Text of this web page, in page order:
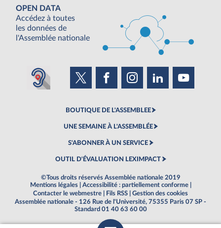
OPEN DATA
Accédez à toutes
les données de
l'Assemblée nationale
BOUTIQUE DE L'ASSEMBLEE
UNE SEMAINE À L'ASSEMBLÉE
S'ABONNER À UN SERVICE
OUTIL D'ÉVALUATION LEXIMPACT
©Tous droits réservés Assemblée nationale 2019
Mentions légales
Accessibilité : partiellement conforme
Contacter le webmestre
Fils RSS
Gestion des cookies
Assemblée nationale - 126 Rue de l'Université, 75355 Paris 07 SP -
Standard 01 40 63 60 00